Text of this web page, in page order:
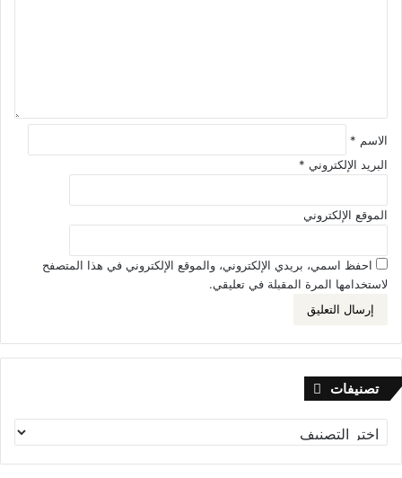
الاسم *
البريد الإلكتروني *
الموقع الإلكتروني
احفظ اسمي، بريدي الإلكتروني، والموقع الإلكتروني في هذا المتصفح
لاستخدامها المرة المقبلة في تعليقي.
تصنيفات
تصنيفات